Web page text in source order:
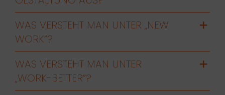
WAS VERSTEHT MAN UNTER „NEW
WORK“?
WAS VERSTEHT MAN UNTER
„WORK-BETTER“?